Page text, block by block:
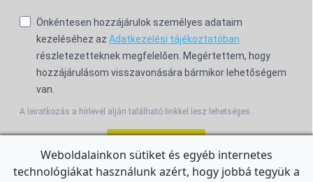
Önkéntesen hozzájárulok személyes adataim
kezeléséhez az Adatkezelési tájékoztatóban
részletezetteknek megfelelően. Megértettem, hogy
hozzájárulásom visszavonására bármikor lehetőségem
van.
A leiratkozás a hírlevél alján található linkkel lesz lehetséges.
Weboldalainkon sütiket és egyéb internetes
technológiákat használunk azért, hogy jobbá tegyük a